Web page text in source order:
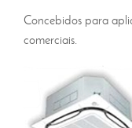
Concebidos para
comerciais.